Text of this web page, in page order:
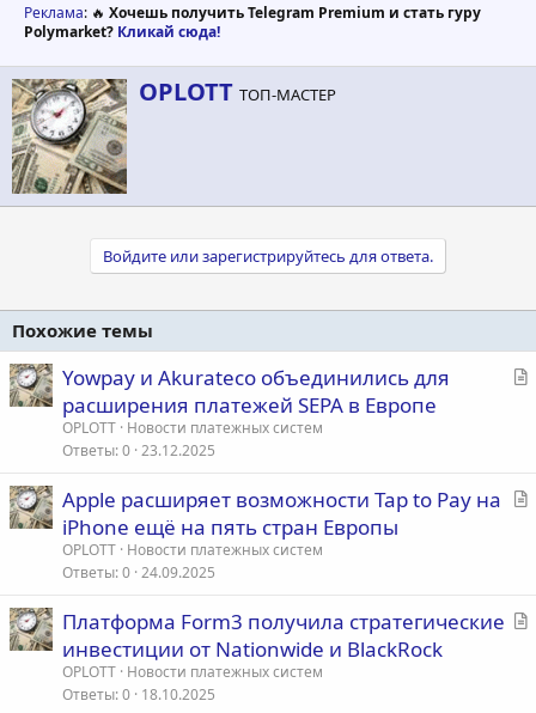
Реклама: 🔥 Хочешь получить Telegram Premium и стать гуру
Polymarket? Кликай сюда!
А
в
OPLOTT ТОП-МАСТЕР
Войдите или зарегистрируйтесь для ответа.
Похожие темы
С
я
Yowpay и Akurateco объединились для
расширения платежей SEPA в Европе
OPLOTT Новости платежных систем
Ответы 0 23.12.2025
С
я
Apple расширяет возможности Tap to Pay на
iPhone ещё на пять стран Европы
OPLOTT Новости платежных систем
Ответы 0 24.09.2025
С
Платформа Form3 получила стратегические
инвестиции от Nationwide и BlackRock
OPLOTT Новости платежных систем
Ответы 0 18.10.2025